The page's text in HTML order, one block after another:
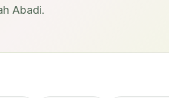
Abadi.